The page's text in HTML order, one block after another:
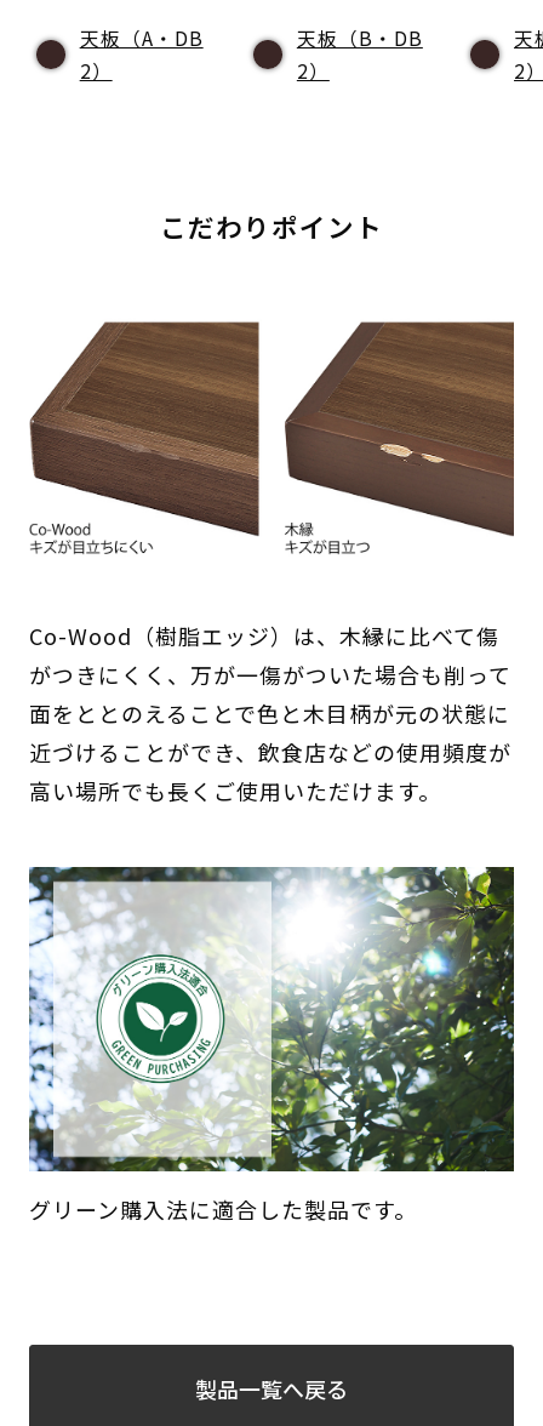
天板（A・DB
2）
天板（B・DB
2）
天
2
こだわりポイント
Co-Wood（樹脂エッジ）は、木縁に比べて傷
がつきにくく、万が一傷がついた場合も削って
面をととのえることで色と木目柄が元の状態に
近づけることができ、飲食店などの使用頻度が
高い場所でも長くご使用いただけます。
グリーン購入法に適合した製品です。
製品一覧へ戻る